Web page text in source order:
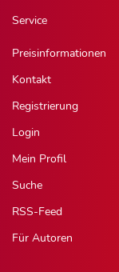
Service
Preisinformationen
Kontakt
Registrierung
Login
Mein Profil
Suche
RSS-Feed
Für Autoren